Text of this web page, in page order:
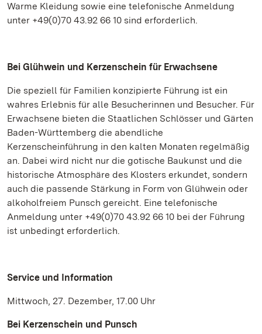
Warme Kleidung sowie eine telefonische Anmeldung
unter +49(0)70 43.92 66 10 sind erforderlich.
Bei Glühwein und Kerzenschein für Erwachsene
Die speziell für Familien konzipierte Führung ist ein
wahres Erlebnis für alle Besucherinnen und Besucher. Für
Erwachsene bieten die Staatlichen Schlösser und Gärten
Baden-Württemberg die abendliche
Kerzenscheinführung in den kalten Monaten regelmäßig
an. Dabei wird nicht nur die gotische Baukunst und die
historische Atmosphäre des Klosters erkundet, sondern
auch die passende Stärkung in Form von Glühwein oder
alkoholfreiem Punsch gereicht. Eine telefonische
Anmeldung unter +49(0)70 43.92 66 10 bei der Führung
ist unbedingt erforderlich.
Service und Information
Mittwoch, 27. Dezember, 17.00 Uhr
Bei Kerzenschein und Punsch